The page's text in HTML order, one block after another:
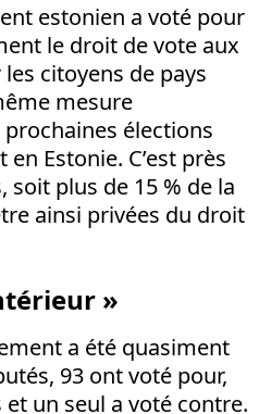
estonien a voté pour
le droit de vote aux
citoyens de pays
mesure
prochaines élections
Estonie. C’est près
soit plus de 15 % de la
ainsi privées du droit
»
a été quasiment
93 ont voté pour,
un seul a voté contre.